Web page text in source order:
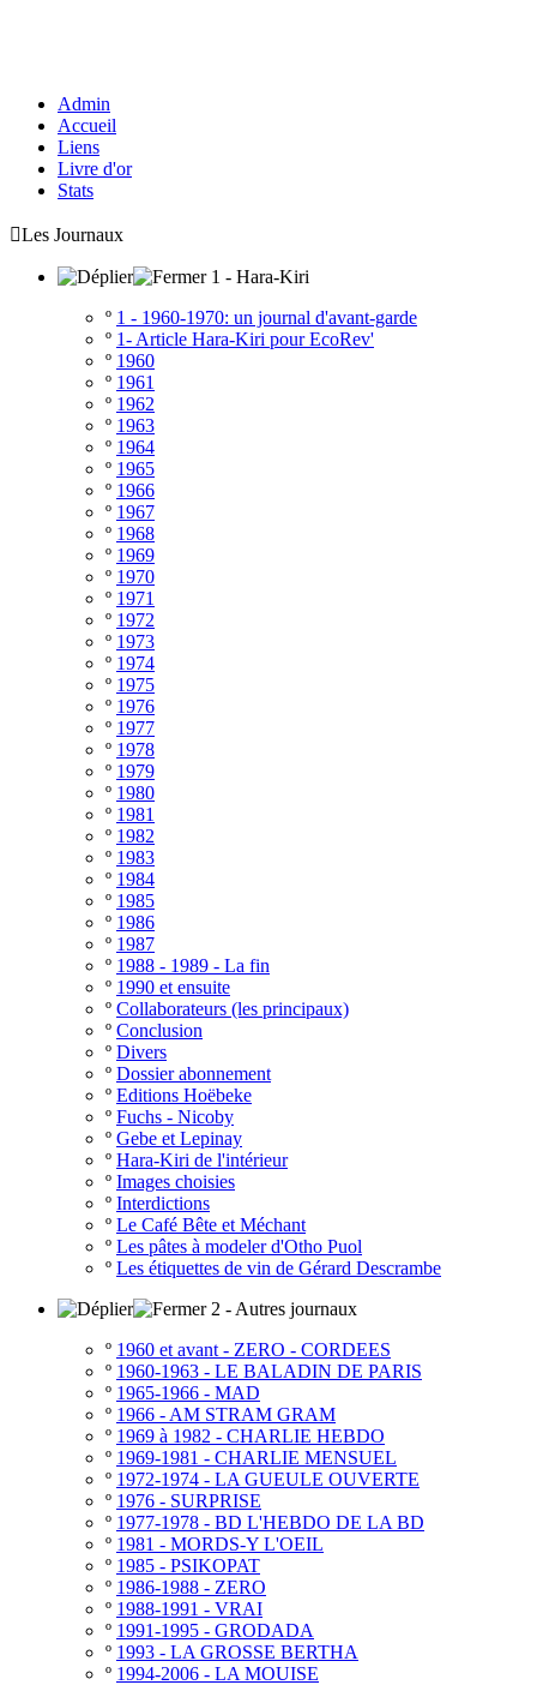
Admin
Accueil
Liens
Livre d'or
Stats
Les Journaux
1 - Hara-Kiri
º 1 - 1960-1970: un journal d'avant-garde
º 1- Article Hara-Kiri pour EcoRev'
º 1960
º 1961
º 1962
º 1963
º 1964
º 1965
º 1966
º 1967
º 1968
º 1969
º 1970
º 1971
º 1972
º 1973
º 1974
º 1975
º 1976
º 1977
º 1978
º 1979
º 1980
º 1981
º 1982
º 1983
º 1984
º 1985
º 1986
º 1987
º 1988 - 1989 - La fin
º 1990 et ensuite
º Collaborateurs (les principaux)
º Conclusion
º Divers
º Dossier abonnement
º Editions Hoëbeke
º Fuchs - Nicoby
º Gebe et Lepinay
º Hara-Kiri de l'intérieur
º Images choisies
º Interdictions
º Le Café Bête et Méchant
º Les pâtes à modeler d'Otho Puol
º Les étiquettes de vin de Gérard Descrambe
2 - Autres journaux
º 1960 et avant - ZERO - CORDEES
º 1960-1963 - LE BALADIN DE PARIS
º 1965-1966 - MAD
º 1966 - AM STRAM GRAM
º 1969 à 1982 - CHARLIE HEBDO
º 1969-1981 - CHARLIE MENSUEL
º 1972-1974 - LA GUEULE OUVERTE
º 1976 - SURPRISE
º 1977-1978 - BD L'HEBDO DE LA BD
º 1981 - MORDS-Y L'OEIL
º 1985 - PSIKOPAT
º 1986-1988 - ZERO
º 1988-1991 - VRAI
º 1991-1995 - GRODADA
º 1993 - LA GROSSE BERTHA
º 1994-2006 - LA MOUISE